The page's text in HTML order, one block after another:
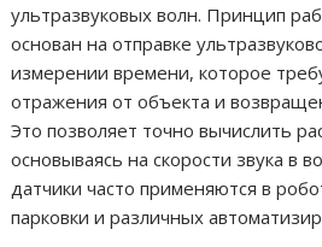
ультразвуковых волн. Принцип
основан на отправке
измерении времени, которое
отражения от объекта и
Это позволяет точно вычислить
основываясь на скорости звука в
датчики часто применяются в
парковки и различных